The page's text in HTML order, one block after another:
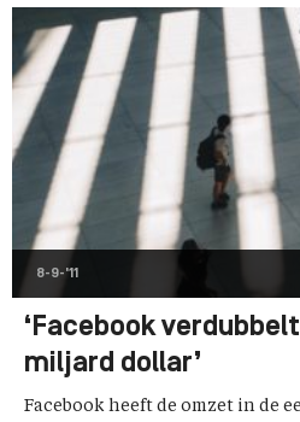
8-9-'11
‘Facebook
miljard dollar’
Facebook heeft de omzet in de